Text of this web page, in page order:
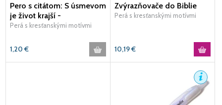
Pero s citátom: S úsmevom
je život krajší -
bledomodré
Perá s kresťanskými motívmi
1,20 €
Zvýrazňovače do Biblie
Perá s kresťanskými motívmi
10,19€